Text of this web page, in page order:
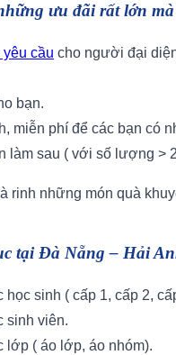
ưu đãi rất lớn
yêu cầu cho người đại
bạn.
miễn phí để các bạn có
làm sau ( với số lượng >
rinh những món quà
tại Đà Nẵng – Hải
sinh ( cấp 1, cấp 2,
sinh viên.
lớp ( áo lớp, áo nhóm).